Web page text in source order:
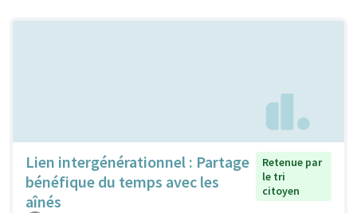
Lien intergénérationnel : Partage
bénéfique du temps avec les
aînés
Retenue par
le tri
citoyen